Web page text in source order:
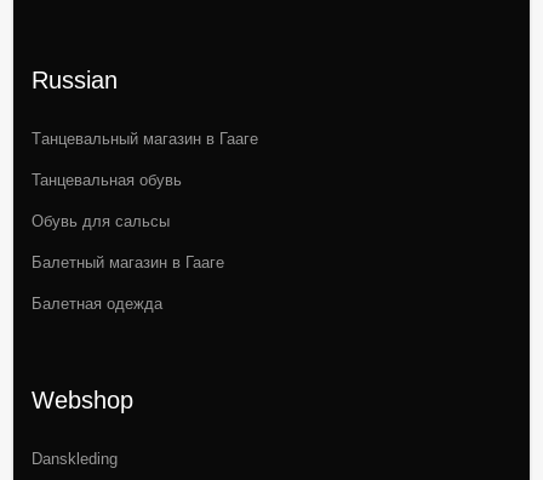
Russian
Tанцевальный магазин в Гааге
Танцевальная обувь
Обувь для сальсы
Балетный магазин в Гааге
Балетная одежда
Webshop
Danskleding